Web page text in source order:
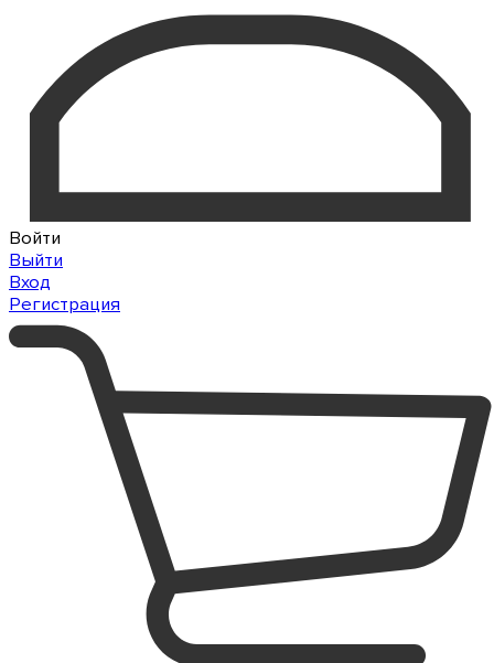
Войти
Выйти
Вход
Регистрация